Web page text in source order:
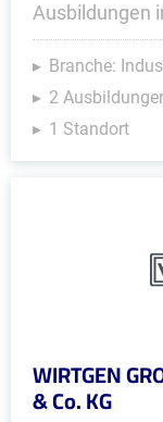
Ausbildungen
Branche:
2
1 Standort
WIRTGEN
& Co. KG